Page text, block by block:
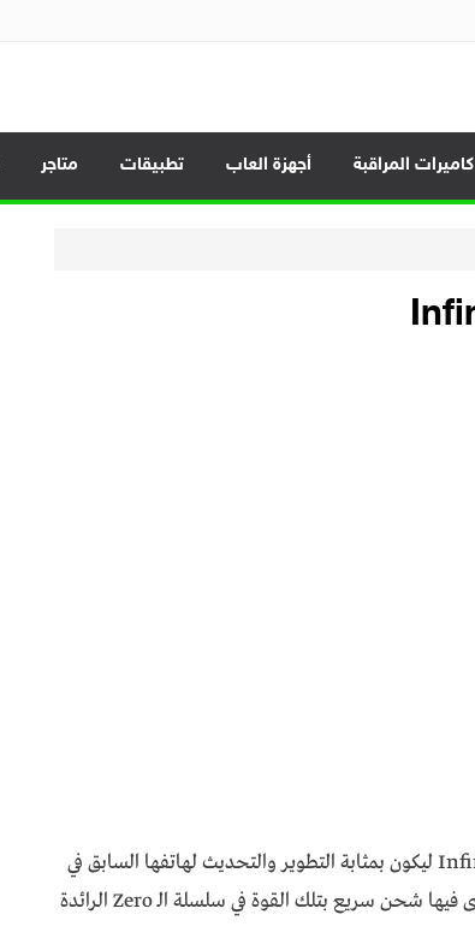
كاميرات المراقبة أجهزة العاب تطبيقات متاجر
أعلنت شركة انفنيكس عن هاتفها الأحدث الـ Infinix Zero 8 ليكون بمثابة التطوير والتحديث لهاتفها السابق في
السلسلة الـ Infinix Zero 6 فهذه هي المرة الأولى التي نرى فيها شحن سريع بتلك القوة في سلسلة الـ Zero الرائدة